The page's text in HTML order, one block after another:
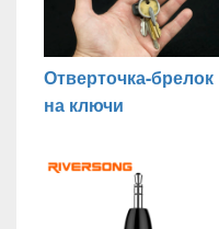
Отверточка-брелок
на ключи